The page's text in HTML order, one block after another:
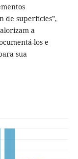
de superfícies”,
a
los e
sua